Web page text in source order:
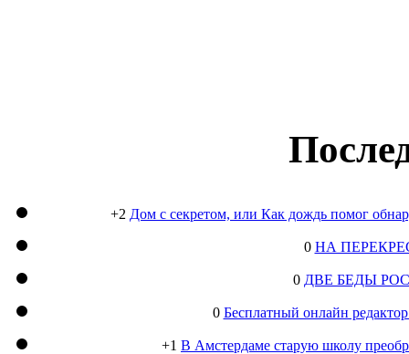
+2 Дом с секретом, или Как дождь помог
0 НА
0 ДВЕ БЕДЫ
0 Бесплатный онлайн
+1 В Амстердаме старую школу